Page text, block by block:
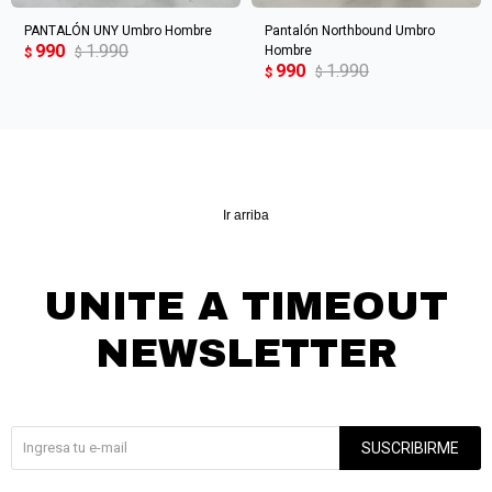
PANTALÓN UNY Umbro Hombre
$ 990 $ 1.990
Pantalón Northbound Umbro
Hombre
$ 990 $ 1.990
Ir arriba
UNITE A TIMEOUT
NEWSLETTER
SUSCRIBIRME